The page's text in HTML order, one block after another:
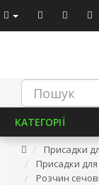
КАТЕГОРІЇ
Присадки
Присадки
Розчин